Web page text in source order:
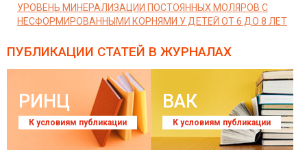
УРОВЕНЬ МИНЕРАЛИЗАЦИИ ПОСТОЯННЫХ МОЛЯРОВ С
НЕСФОРМИРОВАННЫМИ КОРНЯМИ У ДЕТЕЙ ОТ 6 ДО 8 ЛЕТ
ПУБЛИКАЦИИ СТАТЕЙ В ЖУРНАЛАХ
РИНЦ
К условиям публикации
ВАК
К условиям публикации